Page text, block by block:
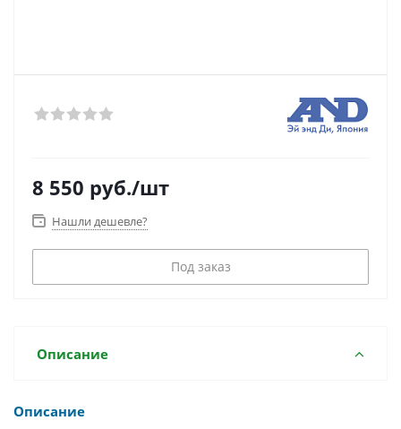
8 550 руб./шт
Нашли дешевле?
Под заказ
Описание
Описание